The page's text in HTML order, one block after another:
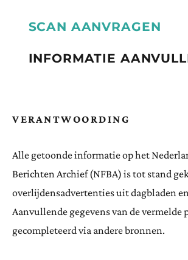
SCAN AANVRAGEN
INFORMATIE
VERANTWOORDING
Alle getoonde informatie op het
Berichten Archief (NFBA) is tot stand
overlijdensadvertenties uit dagbladen
Aanvullende gegevens van de vermelde
gecompleteerd via andere bronnen.